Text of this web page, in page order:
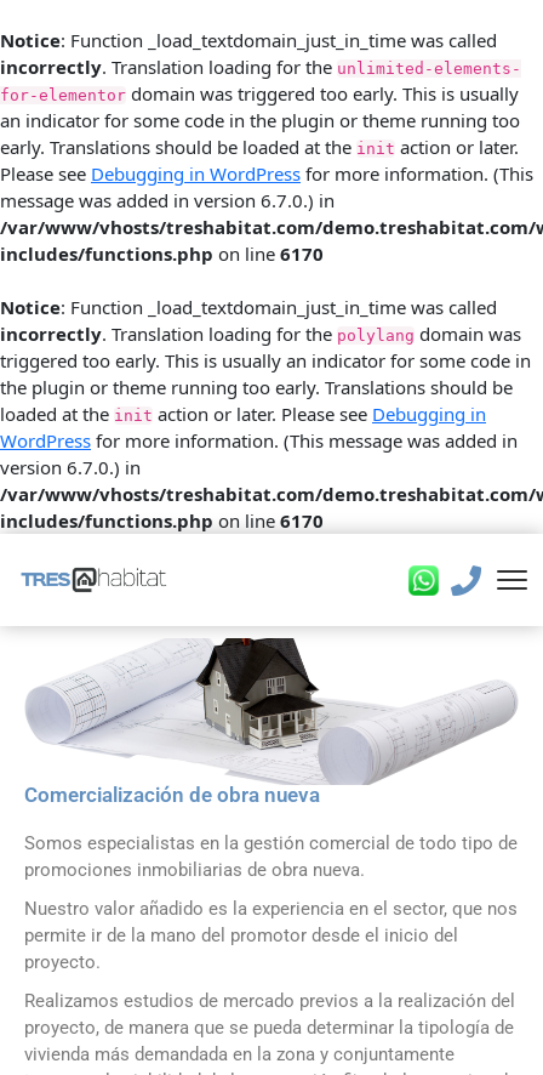
Notice: Function _load_textdomain_just_in_time was called
incorrectly. Translation loading for the unlimited-elements-
for-elementor domain was triggered too early. This is usually
an indicator for some code in the plugin or theme running too
early. Translations should be loaded at the init action or later.
Please see Debugging in WordPress for more information. (This
message was added in version 6.7.0.) in
/var/www/vhosts/treshabitat.com/demo.treshabitat.com/
includes/functions.php on line 6170
Notice: Function _load_textdomain_just_in_time was called
incorrectly. Translation loading for the polylang domain was
triggered too early. This is usually an indicator for some code in
the plugin or theme running too early. Translations should be
loaded at the init action or later. Please see Debugging in
WordPress for more information. (This message was added in
version 6.7.0.) in
/var/www/vhosts/treshabitat.com/demo.treshabitat.com/
includes/functions.php on line 6170
Comercialización de obra nueva
Somos especialistas en la gestión comercial de todo tipo de
promociones inmobiliarias de obra nueva.
Nuestro valor añadido es la experiencia en el sector, que nos
permite ir de la mano del promotor desde el inicio del
proyecto.
Realizamos estudios de mercado previos a la realización del
proyecto, de manera que se pueda determinar la tipología de
vivienda más demandada en la zona y conjuntamente